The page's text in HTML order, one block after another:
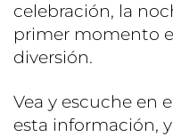
celebración, la
primer momento
diversión.
Vea y escuche en
esta información,